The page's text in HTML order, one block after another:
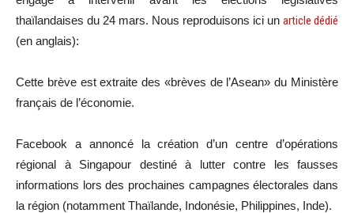
thaïlandaises du 24 mars. Nous reproduisons ici un article dédié
(en anglais):
Cette brève est extraite des «brèves de l’Asean» du Ministère
français de l’économie.
Facebook a annoncé la création d’un centre d’opérations
régional à Singapour destiné à lutter contre les fausses
informations lors des prochaines campagnes électorales dans
la région (notamment Thaïlande, Indonésie, Philippines, Inde).